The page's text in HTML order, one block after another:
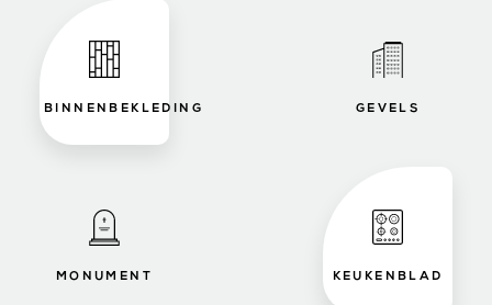
BINNENBEKLEDING GEVELS
MONUMENT KEUKENBLAD